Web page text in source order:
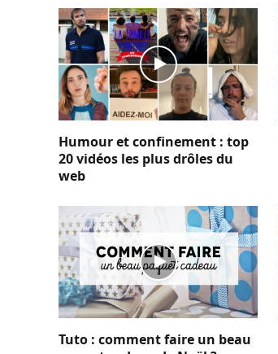
Humour et confinement : top
20 vidéos les plus drôles du
web
Tuto : comment faire un beau